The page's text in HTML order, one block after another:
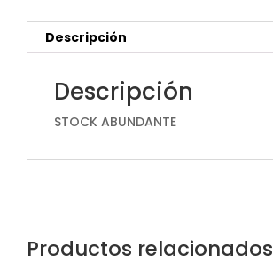
Descripción
Descripción
STOCK ABUNDANTE
Productos relacionados